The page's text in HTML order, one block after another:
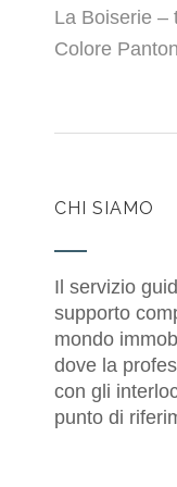
La Boiserie –
Colore
CHI SIAMO
Il servizio
supporto
mondo
dove la
con gli
punto di